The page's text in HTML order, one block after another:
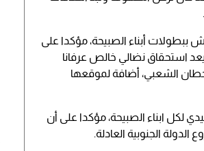
أبناء الصبيحة، مؤكدا على
يعد استحقاق نضالي خالص عرفانا
الشعبي، أضافة لموقعها
لكل ابناء الصبيحة، مؤكدا على أن
الجنوبية العادلة.